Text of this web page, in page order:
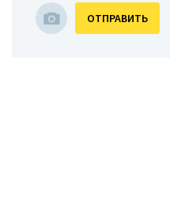
ОТПРАВИТЬ